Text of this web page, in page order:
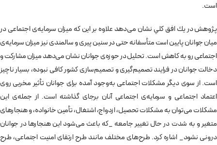
است.
پژوهش در يك افق كلي نشان می‌دهد علاوه بر اين كه ميزان سرمايه‌ی اجتماعی در
ميان جوانان پايين است متأسفانه حتی در سنين پيری و سالمندی نيز ميزان سرمايه‌ی
اجتماعی رو به كاهش است. تحليل در حوزه‌ی جوانان نشان می‌دهد ميزان مشاركت و
دخالت جوانان در فرايند تصميم‌گيری و تصميم‌سازی كشور كافی نبوده، بسيار ناچيز
است. از سوی ديگر مشكلات اجتماعی به‌وجود آمده برای جوانان تأثير مخربی روی
اعتماد اجتماعی و سرمايه‌ی اجتماعی آنان برجای گذاشته است. از جمله‌ی اين
مشكلات می‌توان به مشكلات تحصيل، ازدواج، اشتغال، تأمين خانواده‌، و هنجارهای
متغير و به شدت در حال تغيير جامعه _كه باعث می‌شود اين هنجارها در جوانان
درونی نشود_ اشاره كرد. طرح‌های مختلف مانند طرح ارتقای امنيت اجتماعی، طرح